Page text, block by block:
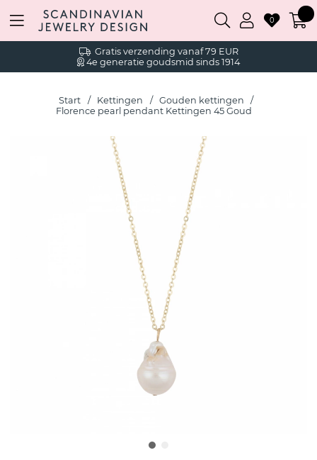
Gratis verzending vanaf 79 EUR
4e generatie goudsmid sinds 1914
0
Start Kettingen
Gouden kettingen
Florence pearl pendant Kettingen 45 Goud